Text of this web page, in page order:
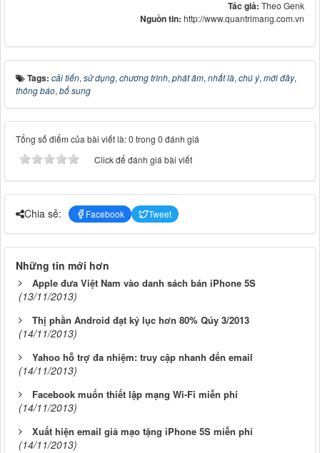
Tác giả: Theo Genk
Nguồn tin: http://www.quantrimang.com.vn
Tags: cải tiến, sử dụng, chương trình, phát âm, nhất là, chú ý, mới đây,
thông báo, bổ sung
Tổng số điểm của bài viết là: 0 trong 0 đánh giá
Click để đánh giá bài viết
Chia sẻ: Facebook Tweet
Những tin mới hơn
Apple đưa Việt Nam vào danh sách bán iPhone 5S
(13/11/2013)
Thị phần Android đạt kỷ lục hơn 80% Qúy 3/2013
(14/11/2013)
Yahoo hỗ trợ đa nhiệm: truy cập nhanh đến email
(14/11/2013)
Facebook muốn thiết lập mạng Wi-Fi miễn phí
(14/11/2013)
Xuất hiện email giả mạo tặng iPhone 5S miễn phí
(14/11/2013)